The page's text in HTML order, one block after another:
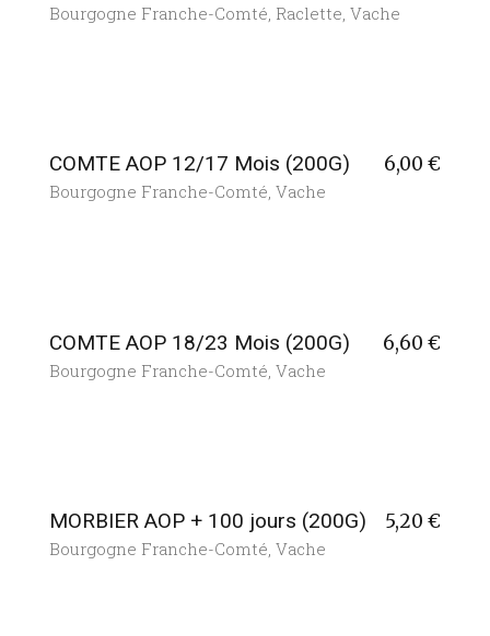
Bourgogne Franche-Comté Raclette Vache
COMTE AOP 12/17 Mois (200G) 6,00€
Bourgogne Franche-Comté, Vache
COMTE AOP 18/23 Mois (200G) 6,60€
Bourgogne Franche-Comté Vache
MORBIER AOP + 100 jours (200G) 5,20€
Bourgogne Franche-Comté, Vache